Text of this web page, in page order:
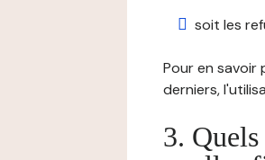
soit les
Pour en savoir
derniers,
3.